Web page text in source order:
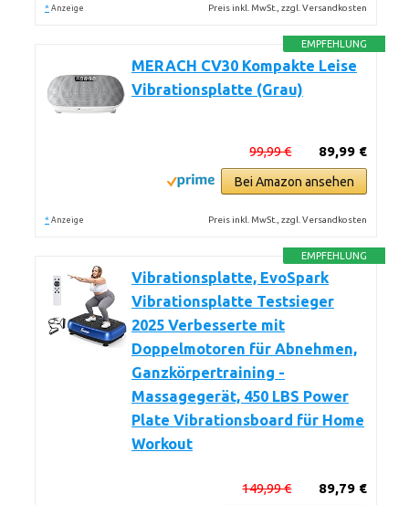
* Anzeige Preis inkl. MwSt., zzgl. Versandkosten
EMPFEHLUNG
MERACH CV30 Kompakte Leise
Vibrationsplatte (Grau)
89,99 €
99,99 €
Bei Amazon ansehen
* Anzeige Preis inkl. MwSt., zzgl. Versandkosten
EMPFEHLUNG
Vibrationsplatte, EvoSpark
Vibrationsplatte Testsieger
2025 Verbesserte mit
Doppelmotoren für Abnehmen,
Ganzkörpertraining -
Massagegerät, 450 LBS Power
Plate Vibrationsboard für Home
Workout
89,79 €
149,99 €